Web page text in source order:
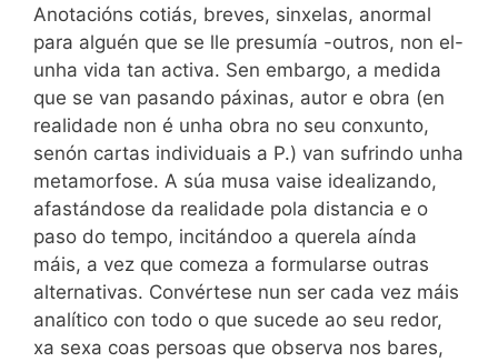
Anotacións cotiás, breves, sinxelas, anormal
para alguén que se lle presumía -outros, non el-
unha vida tan activa. Sen embargo, a medida
que se van pasando páxinas, autor e obra (en
realidade non é unha obra no seu conxunto,
senón cartas individuais a P.) van sufrindo unha
metamorfose. A súa musa vaise idealizando,
afastándose da realidade pola distancia e o
paso do tempo, incitándoo a querela aínda
máis, a vez que comeza a formularse outras
alternativas. Convértese nun ser cada vez máis
analítico con todo o que sucede ao seu redor,
xa sexa coas persoas que observa nos bares,